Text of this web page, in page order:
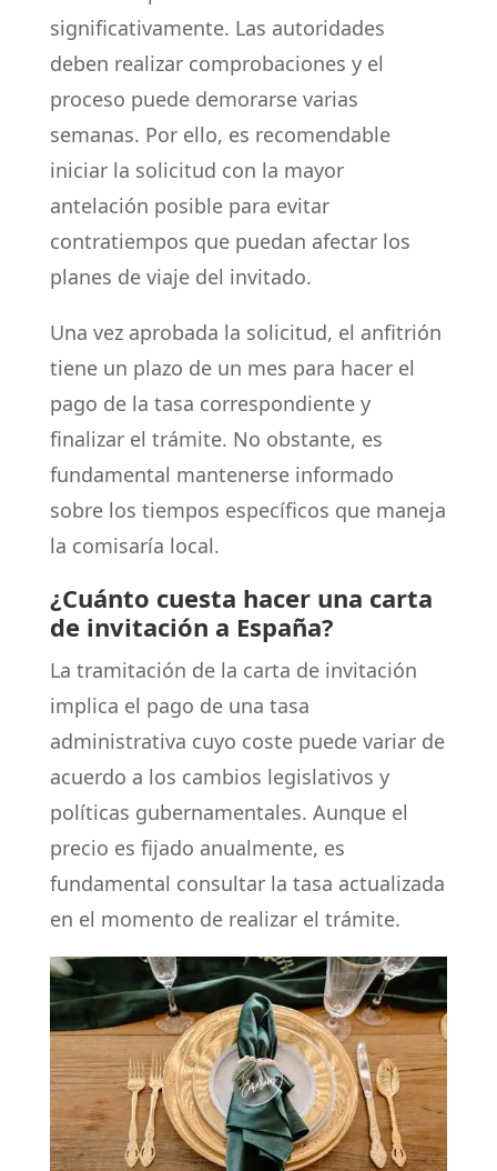
significativamente. Las autoridades
deben realizar comprobaciones y el
proceso puede demorarse varias
semanas. Por ello, es recomendable
iniciar la solicitud con la mayor
antelación posible para evitar
contratiempos que puedan afectar los
planes de viaje del invitado.
Una vez aprobada la solicitud, el anfitrión
tiene un plazo de un mes para hacer el
pago de la tasa correspondiente y
finalizar el trámite. No obstante, es
fundamental mantenerse informado
sobre los tiempos específicos que maneja
la comisaría local.
¿Cuánto cuesta hacer una carta
de invitación a España?
La tramitación de la carta de invitación
implica el pago de una tasa
administrativa cuyo coste puede variar de
acuerdo a los cambios legislativos y
políticas gubernamentales. Aunque el
precio es fijado anualmente, es
fundamental consultar la tasa actualizada
en el momento de realizar el trámite.